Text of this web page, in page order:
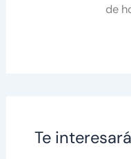
de
Te